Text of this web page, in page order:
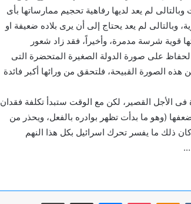
لم يعد لديها رفاهية تحجيم ممارساتها بأى
وبالتالى لم يعد يحتاج إلى أن يرى بلاده ضعيفة او
قوية شرسة مدمرة، وأخيراً، فقد زاد شعور
الحفاظ على صورة الدولة الصغيرة المتحضرة التى
هذه الصورة القبيحة، فلتحقق من ورائها أكبر فائدة
الأجل القصير، لكن مع الوقت ستبدأ تكلفة فقدان
(وهو ما بدأت تظهر بوادره بالفعل، ويحذر من
كان ذلك ما يفسر تحرك اسرائيل بكل هذا النهم